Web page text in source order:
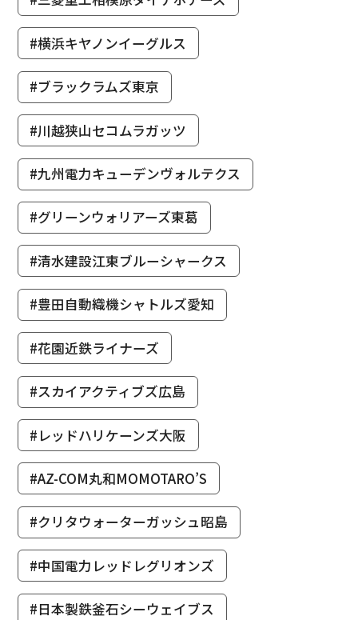
#横浜キヤノンイーグルス
#ブラックラムズ東京
#川越狭山セコムラガッツ
#九州電力キューデンヴォルテクス
#グリーンウォリアーズ東葛
#清水建設江東ブルーシャークス
#豊田自動織機シャトルズ愛知
#花園近鉄ライナーズ
#スカイアクティブズ広島
#レッドハリケーンズ大阪
#AZ-COM丸和MOMOTARO’S
#クリタウォーターガッシュ昭島
#中国電力レッドレグリオンズ
#日本製鉄釜石シーウェイブス